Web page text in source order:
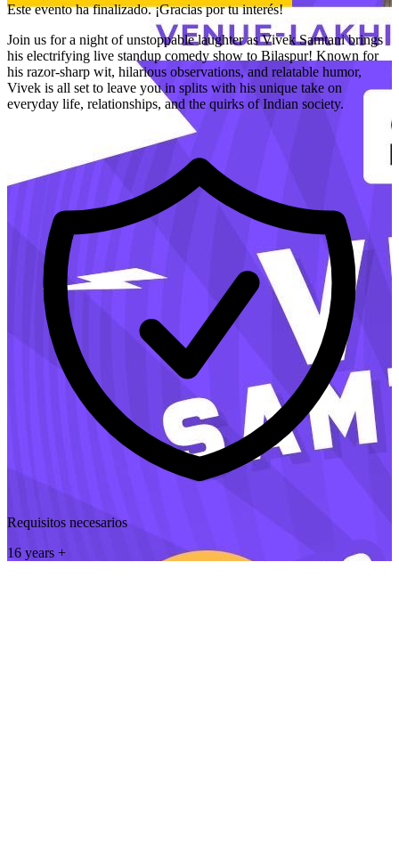
Este evento ha finalizado. ¡Gracias por tu interés!
Join us for a night of unstoppable laughter as Vivek Samtani brings
his electrifying live standup comedy show to Bilaspur! Known for
his razor-sharp wit, hilarious observations, and relatable humor,
Vivek is all set to leave you in splits with his unique take on
everyday life, relationships, and the quirks of Indian society.
Requisitos necesarios
16 years +